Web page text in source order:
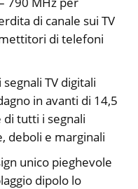
di canale sui TV
di telefoni
TV digitali
in avanti di 14,5
di tutti i segnali
deboli e marginali
unico pieghevole
dipolo lo